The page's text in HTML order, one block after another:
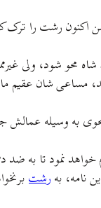
اکنون رشت را ترک
محو شود، ولی
مساعی شان عقیم
نحوی به وسیله
نمود تا به ضد
نامه، به رشت